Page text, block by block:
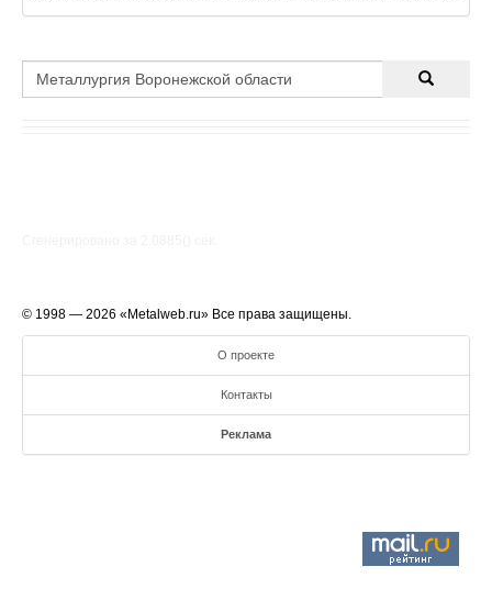
получением тонкозернистого магни
© 1998 — 2026 «Metalweb.ru» Все права защищены.
О проекте
Контакты
Реклама